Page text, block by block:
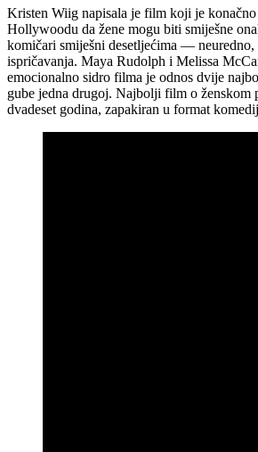
Kristen Wiig napisala je film koji je konačno
Hollywoodu da žene mogu biti smiješne
komičari smiješni desetljećima —
ispričavanja. Maya Rudolph i Melissa
emocionalno sidro filma je odnos dvije
gube jedna drugoj. Najbolji film o ženskom
dvadeset godina, zapakiran u format